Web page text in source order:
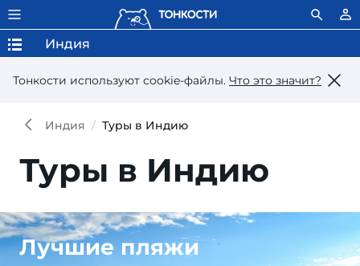
Тонкости используют сookie-файлы. Что это значит?
Индия
Индия Туры в Индию
Туры в Индию
Лучшие пляжи